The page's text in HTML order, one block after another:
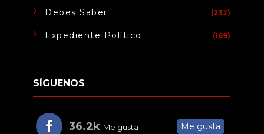
Debes Saber (232)
Expediente Político (169)
SÍGUENOS
36.2k Me gusta Me gusta